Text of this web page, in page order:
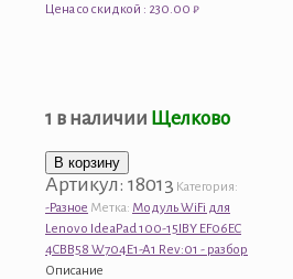
Цена со скидкой : 230.00 ₽
1 в наличии Щелково
Количество
товара
Модуль
WiFi
для
Lenovo
В корзину
Артикул: 18013 Категория:
-Разное Метка: Модуль WiFi для
Lenovo IdeaPad 100-15IBY EF06EC
4CBB58 W704E1-A1 Rev:01 - разбор
Описание